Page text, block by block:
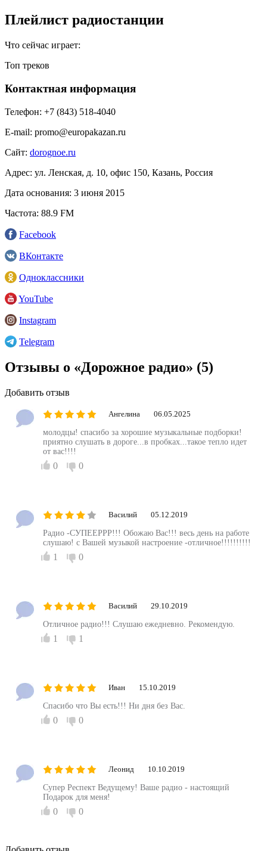
Плейлист радиостанции
Что сейчас играет:
Топ треков
Контактная информация
Телефон: +7 (843) 518-4040
E-mail: promo@europakazan.ru
Сайт: dorognoe.ru
Адрес: ул. Ленская, д. 10, офис 150, Казань, Россия
Дата основания: 3 июня 2015
Частота: 88.9 FM
Facebook
ВКонтакте
Одноклассники
YouTube
Instagram
Telegram
Отзывы о «Дорожное радио» (5)
Добавить отзыв
Ангелина 06.05.2025
молодцы! спасибо за хорошие музыкальные подборки!
приятно слушать в дороге...в пробках...такое тепло идет
от вас!!!!
0 0
Василий 05.12.2019
Радио -СУПЕЕРРР!!! Обожаю Вас!!! весь день на работе
слушаю! с Вашей музыкой настроение -отличное!!!!!!!!!!
1 0
Василий 29.10.2019
Отличное радио!!! Слушаю ежедневно. Рекомендую.
1 1
Иван 15.10.2019
Спасибо что Вы есть!!! Ни дня без Вас.
0 0
Леонид 10.10.2019
Супер Респект Ведущему! Ваше радио - настоящий
Подарок для меня!
0 0